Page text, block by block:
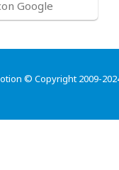
Google
© Copyright 2009-